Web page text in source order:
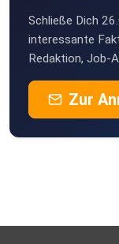
Schließe Dich
interessante
Redaktion, Job-
Zur